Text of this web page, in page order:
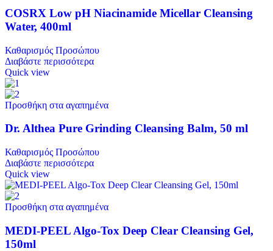
COSRX Low pH Niacinamide Micellar Cleansing
Water, 400ml
Καθαρισμός Προσώπου
Διαβάστε περισσότερα
Quick view
Προσθήκη στα αγαπημένα
Dr. Althea Pure Grinding Cleansing Balm, 50 ml
Καθαρισμός Προσώπου
Διαβάστε περισσότερα
Quick view
Προσθήκη στα αγαπημένα
MEDI-PEEL Algo-Tox Deep Clear Cleansing Gel,
150ml